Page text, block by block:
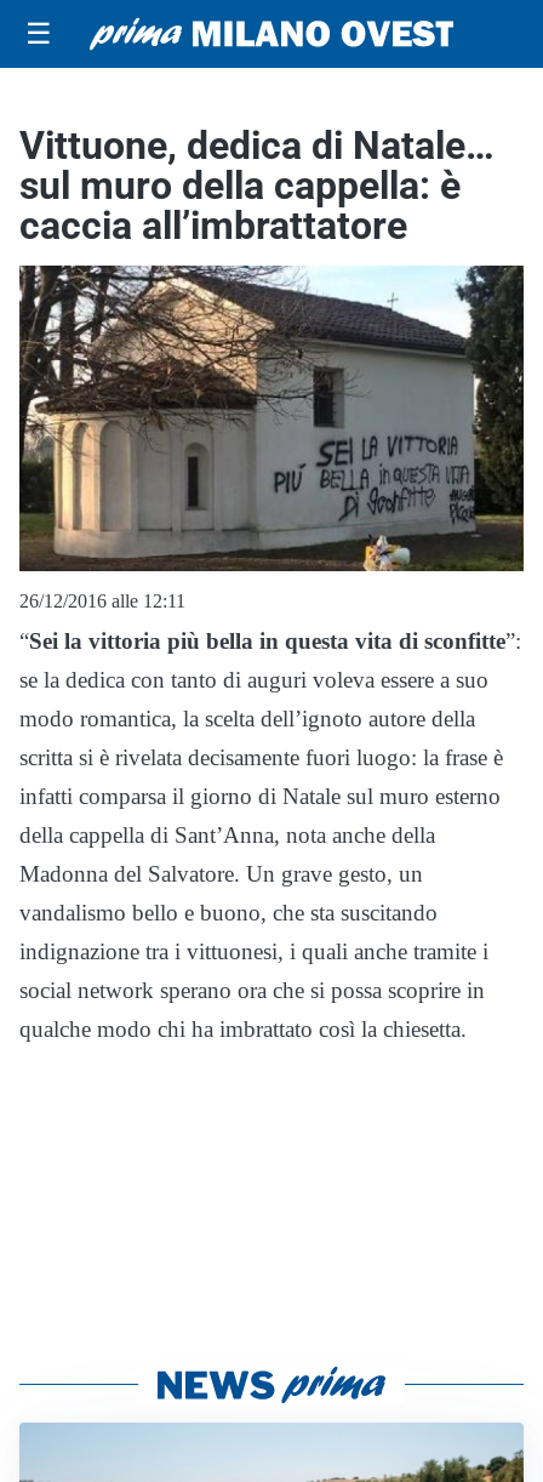
☰
Vittuone, dedica di Natale…
sul muro della cappella: è
caccia all’imbrattatore
26/12/2016 alle 12:11
“Sei la vittoria più bella in questa vita di sconfitte”:
se la dedica con tanto di auguri voleva essere a suo
modo romantica, la scelta dell’ignoto autore della
scritta si è rivelata decisamente fuori luogo: la frase è
infatti comparsa il giorno di Natale sul muro esterno
della cappella di Sant’Anna, nota anche della
Madonna del Salvatore. Un grave gesto, un
vandalismo bello e buono, che sta suscitando
indignazione tra i vittuonesi, i quali anche tramite i
social network sperano ora che si possa scoprire in
qualche modo chi ha imbrattato così la chiesetta.